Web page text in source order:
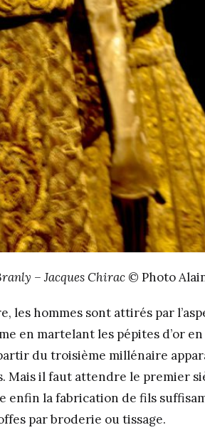
– Jacques Chirac © Photo
les hommes sont attirés par
en martelant les pépites d’or en
du troisième millénaire
Mais il faut attendre le premier
enfin la fabrication de fils
par broderie ou tissage.